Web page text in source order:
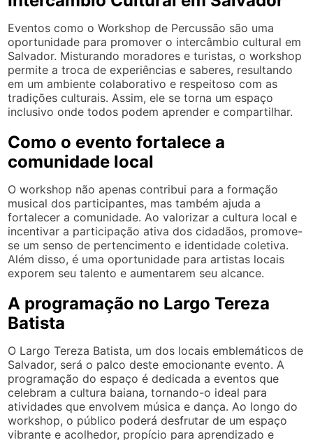
Eventos como o Workshop de Percussão são uma
oportunidade para promover o intercâmbio cultural em
Salvador. Misturando moradores e turistas, o workshop
permite a troca de experiências e saberes, resultando
em um ambiente colaborativo e respeitoso com as
tradições culturais. Assim, ele se torna um espaço
inclusivo onde todos podem aprender e compartilhar.
Como o evento fortalece a
comunidade local
O workshop não apenas contribui para a formação
musical dos participantes, mas também ajuda a
fortalecer a comunidade. Ao valorizar a cultura local e
incentivar a participação ativa dos cidadãos, promove-
se um senso de pertencimento e identidade coletiva.
Além disso, é uma oportunidade para artistas locais
exporem seu talento e aumentarem seu alcance.
A programação no Largo Tereza
Batista
O Largo Tereza Batista, um dos locais emblemáticos de
Salvador, será o palco deste emocionante evento. A
programação do espaço é dedicada a eventos que
celebram a cultura baiana, tornando-o ideal para
atividades que envolvem música e dança. Ao longo do
workshop, o público poderá desfrutar de um espaço
vibrante e acolhedor, propício para aprendizado e